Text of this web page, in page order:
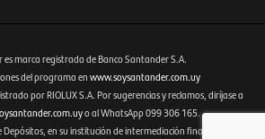
Uruguay
marca registrada de Banco Santander S.A.
del programa en www.soysantander.com.uy
por RIOLUX S.A. Por sugerencias y reclamos, diríjase a
o al WhatsApp 099 306 165.
en su institución de intermediación financiera, en el